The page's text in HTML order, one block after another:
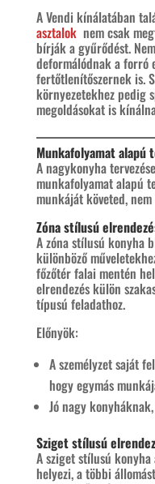
A Vendi kínálatában
asztaloknem csak
bírják a gyűrődést.
deformálódnak a forró
fertőtlenítőszernek is.
környezetekhez pedig
megoldásokat is
Munkafolyamat alapú
A nagykonyha
munkafolyamat alapú
munkáját követed,
Zóna stílusú
A zóna stílusú konyha
különböző
főzőtér falai mentén
elrendezés külön
típusú feladathoz.​
Előnyök:
A személyzet saját
hogy egymás
Jó nagy
Sziget stílusú
A sziget stílusú
helyezi, a többi